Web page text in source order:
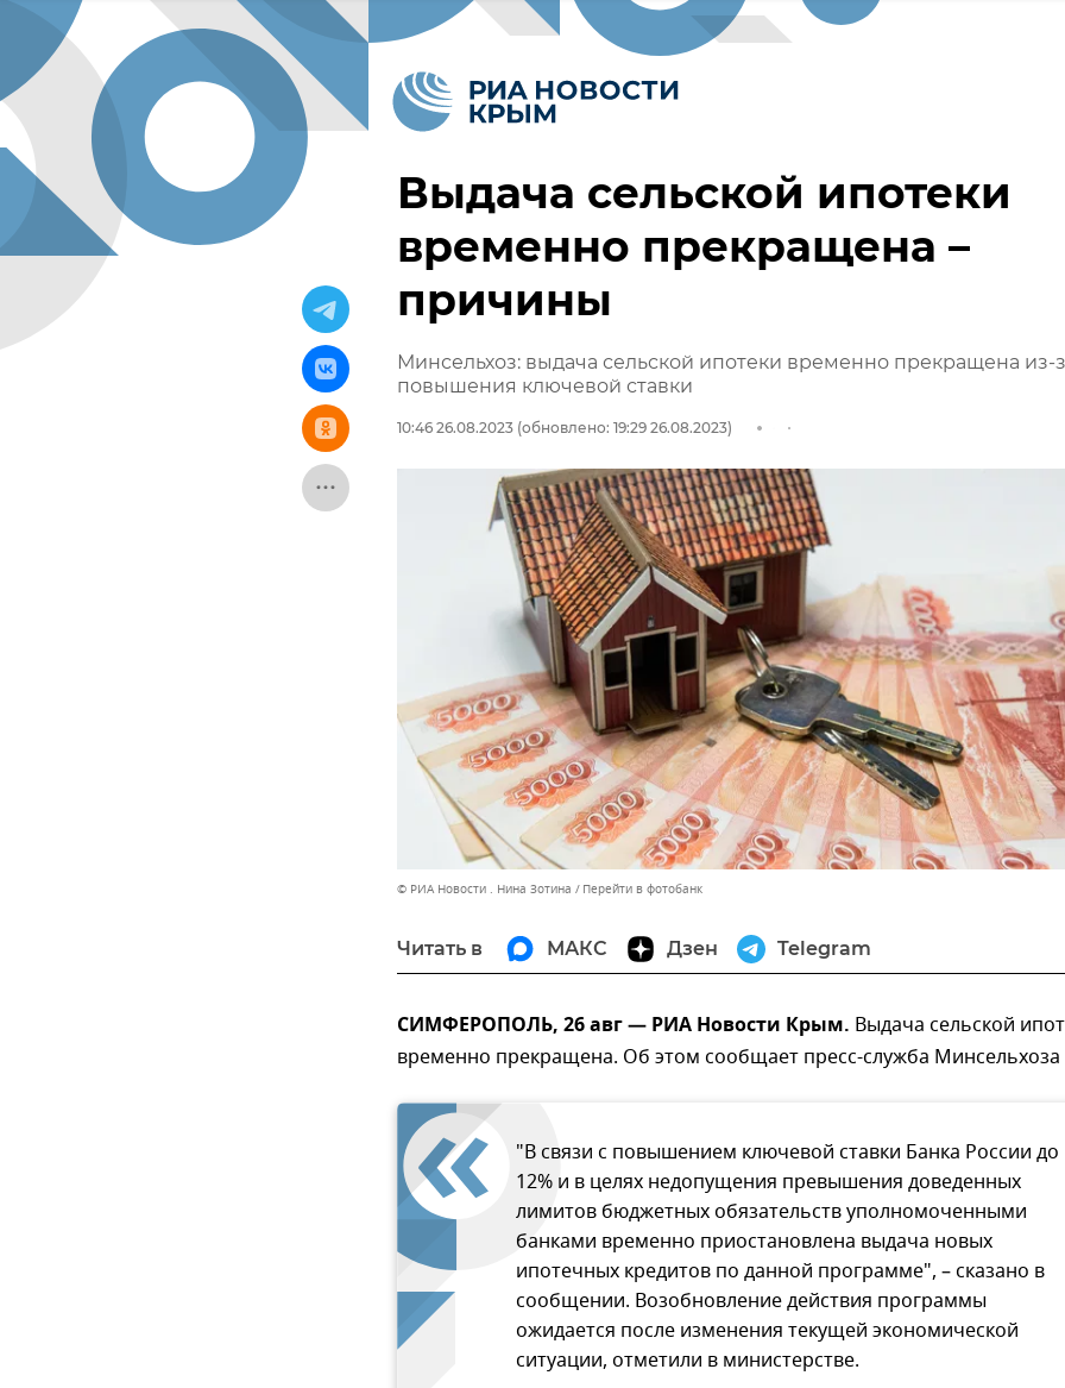
Выдача сельской ипотеки
временно прекращена –
причины
Минсельхоз: выдача сельской ипотеки временно прекращена из-
повышения ключевой ставки
10:46 26.08.2023 (обновлено: 19:29 26.08.2023)
© РИА Новости . Нина Зотина Перейти в фотобанк
Читать в МАКС Дзен Telegram
СИМФЕРОПОЛЬ, 26 авг — РИА Новости Крым. Выдача сельской
временно прекращена. Об этом сообщает пресс-служба
"В связи с повышением ключевой ставки Банка России до
12% и в целях недопущения превышения доведенных
лимитов бюджетных обязательств уполномоченными
банками временно приостановлена выдача новых
ипотечных кредитов по данной программе", – сказано в
сообщении. Возобновление действия программы
ожидается после изменения текущей экономической
ситуации, отметили в министерстве.